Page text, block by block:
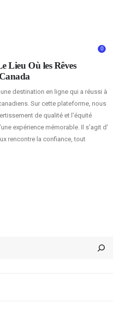
0
Lieu Où les Rêves
destination en ligne qui a réussi à
Sur cette plateforme, nous
de qualité et l'équité
expérience mémorable. Il s'agit d'
rencontre la confiance, tout